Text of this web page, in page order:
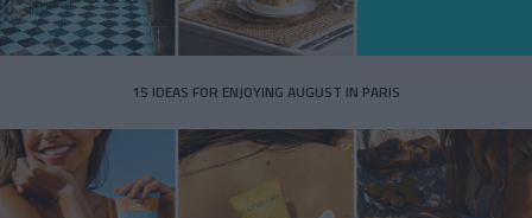
15 IDEAS FOR ENJOYING AUGUST IN PARIS